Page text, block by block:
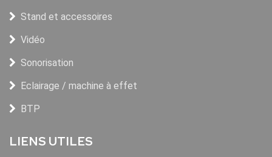
Stand et accessoires
Vidéo
Sonorisation
Eclairage / machine à effet
BTP
LIENS UTILES